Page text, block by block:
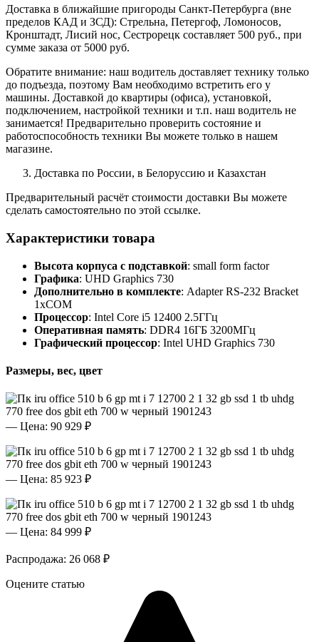
Доставка в ближайшие пригороды Санкт-Петербурга (вне
пределов КАД и ЗСД): Стрельна, Петергоф, Ломоносов,
Кронштадт, Лисий нос, Сестрорецк составляет 500 руб., при
сумме заказа от 5000 руб.
Обратите внимание: наш водитель доставляет технику только
до подъезда, поэтому Вам необходимо встретить его у
машины. Доставкой до квартиры (офиса), установкой,
подключением, настройкой техники и т.п. наш водитель не
занимается! Предварительно проверить состояние и
работоспособность техники Вы можете только в нашем
магазине.
Доставка по России, в Белоруссию и Казахстан
Предварительный расчёт стоимости доставки Вы можете
сделать самостоятельно по этой ссылке.
Характеристики товара
Высота корпуса с подставкой: small form factor
Графика: UHD Graphics 730
Дополнительно в комплекте: Adapter RS-232 Bracket
1xCOM
Процессор: Intel Core i5 12400 2.5ГГц
Оперативная память: DDR4 16ГБ 3200МГц
Графический процессор: Intel UHD Graphics 730
Размеры, вес, цвет
— Цена: 90 929 ₽
— Цена: 85 923 ₽
— Цена: 84 999 ₽
Распродажа: 26 068 ₽
Оцените статью